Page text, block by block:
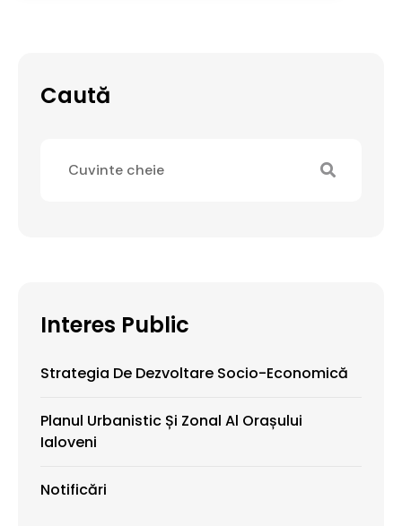
Caută
Interes Public
Strategia De Dezvoltare Socio-Economică
Planul Urbanistic Și Zonal Al Orașului
Ialoveni
Notificări